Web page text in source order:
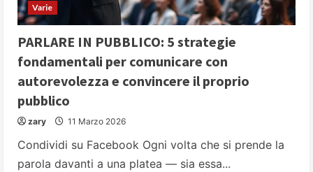
Varie
PARLARE IN PUBBLICO: 5 strategie
fondamentali per comunicare con
autorevolezza e convincere il proprio
pubblico
zary 11 Marzo 2026
Condividi su Facebook Ogni volta che si prende la
parola davanti a una platea — sia essa...